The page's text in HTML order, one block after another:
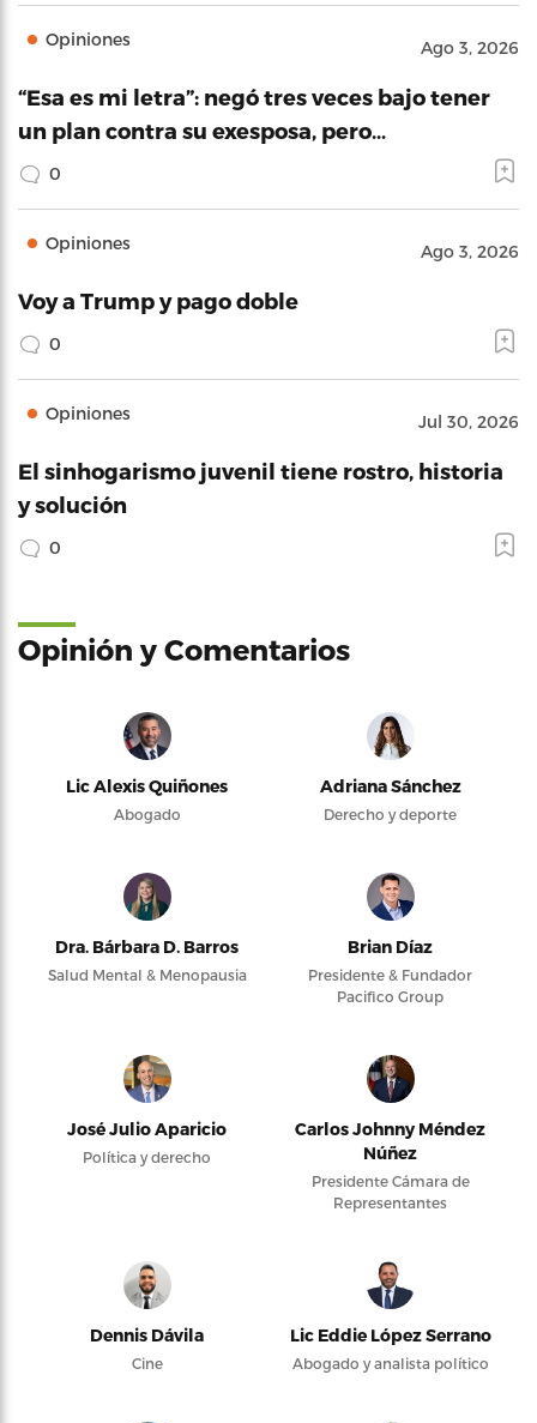
Opiniones Ago 3, 2026
“Esa es mi letra”: negó tres veces bajo tener
un plan contra su exesposa, pero…
0
Opiniones Ago 3, 2026
Voy a Trump y pago doble
0
Opiniones Jul 30, 2026
El sinhogarismo juvenil tiene rostro, historia
y solución
0
Opinión y Comentarios
Lic Alexis Quiñones
Abogado
Adriana Sánchez
Derecho y deporte
Dra. Bárbara D. Barros
Salud Mental & Menopausia
Brian Díaz
Presidente & Fundador
Pacifico Group
José Julio Aparicio
Política y derecho
Carlos Johnny Méndez
Núñez
Presidente Cámara de
Representantes
Dennis Dávila
Cine
Lic Eddie López Serrano
Abogado y analista político